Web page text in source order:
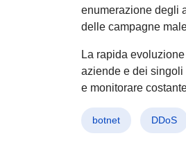
enumerazione degli
delle campagne
La rapida
aziende e dei singoli
e monitorare
botnet DDoS